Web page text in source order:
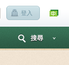
登入
搜尋